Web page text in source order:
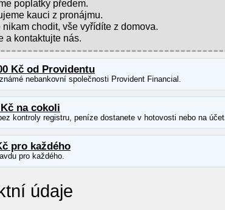
poplatky předem.
kauci z pronájmu.
nikam chodit, vše vyřídíte z domova.
a kontaktujte nás.
Kč od Providentu
nebankovní společnosti Provident Financial.
Kč na cokoli
kontroly registru, peníze dostanete v hotovosti nebo na účet.
pro každého
pro každého.
údaje